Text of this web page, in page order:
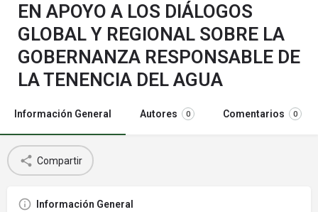
EN APOYO A LOS DIÁLOGOS
GLOBAL Y REGIONAL SOBRE LA
GOBERNANZA RESPONSABLE DE
LA TENENCIA DEL AGUA
Información General Autores 0 Comentarios 0
Compartir
Información General